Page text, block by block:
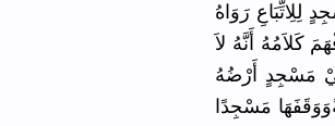
لِلِاتِّبَاعِ رَوَاهُ
كَلاَمُهُ أَنَّهُ لاَ
مَسْجِدٍ أَرْضُهُ
وَوَقَفَهَا مَسْجِدًا